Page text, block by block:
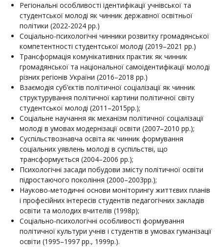
Регіональні особливості ідентифікації учнівської та
студентської молоді як чинник державної освітньої
політики (2022-2024 рр.)
Соціально-психологічні чинники розвитку громадянської
компетентності студентської молоді (2019–2021 рр.)
Трансформація комунікативних практик як чинник
громадянської та національної самоідентифікації молоді
різних регіонів України (2016–2018 рр.)
Взаємодія суб’єктів політичної соціалізації як чинник
структурування політичної картини політичної світу
студентської молоді (2011–2015рр.);
Соціальне научання як механізм політичної соціалізації
молоді в умовах модернізації освіти (2007–2010 рр.);
Суспільствознавча освіта як чинник формування
соціальних уявлень молоді в суспільстві, що
трансформується (2004–2006 рр.);
Психологічні засади побудови змісту політичної освіти
підростаючого покоління (2000–2003рр.);
Науково-методичні основи моніторингу життєвих планів
і професійних інтересів студентів педагогічних закладів
освіти та молодих вчителів (1998р);
Соціально-психологічні особливості формування
політичної культури учнів і студентів в умовах гуманізації
освіти (1995–1997 рр., 1999р.).